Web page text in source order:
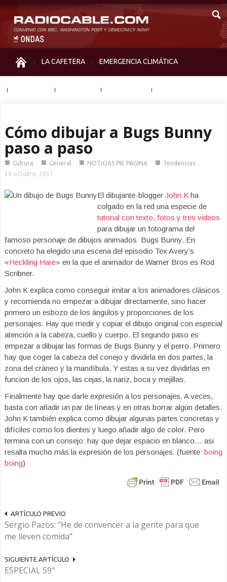
LA CAFETERA EMERGENCIA CLIMÁTICA
Cómo dibujar a Bugs Bunny
paso a paso
■ Cultura ■ General ■ NOTICIAS PIE PAGINA ■ Tendencias
30 octubre, 2007
El dibujante-blogger John K ha
colgado en la red una especie de
tutorial con texto, fotos y tres videos
para dibujar un fotograma del
famoso personaje de dibujos animados Bugs Bunny. En
concreto ha elegido una escena del episodio Tex Avery’s
«Heckling Hare» en la que el animador de Warner Bros es Rod
Scribner.
John K explica como conseguir imitar a los animadores clásicos
y recomienda no empezar a dibujar directamente, sino hacer
primero un esbozo de los ángulos y proporciones de los
personajes. Hay que medir y copiar el dibujo original con especial
atención a la cabeza, cuello y cuerpo. El segundo paso es
empezar a dibujar las formas de Bugs Bunny y el perro. Primero
hay que coger la cabeza del conejo y dividirla en dos partes, la
zona del cráneo y la mandíbula. Y estas a su vez dividirlas en
funcion de los ojos, las cejas, la nariz, boca y mejillas.
Finalmente hay que darle expresión a los personajes. A veces,
basta con añadir un par de líneas y en otras borrar algún detalles.
John K también explica como dibujar algunas partes concretas y
difíciles como los dientes y luego añadir algo de color. Pero
termina con un consejo: hay que dejar espacio en blanco… asi
resalta mucho más la expresión de los personajes. (fuente: boing
boing)
ARTÍCULO PREVIO
Sergio Pazos: "He de convencer a la gente para que
me lleven comida"
SIGUIENTE ARTÍCULO
ESPECIAL 59"